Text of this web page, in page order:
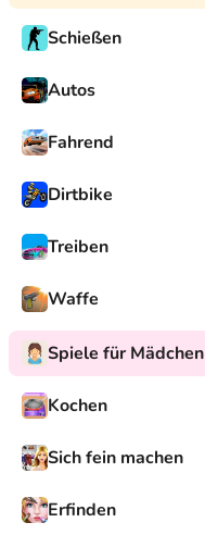
Schießen
Autos
Fahrend
Dirtbike
Treiben
Waffe
Spiele für Mädchen
Kochen
Sich fein machen
Erfinden